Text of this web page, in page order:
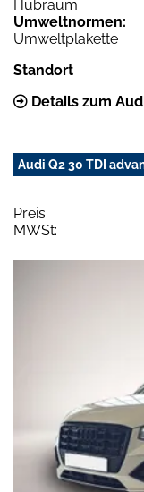
Hubraum
Umweltnormen:
Umweltplakette
Standort
Details zum
Audi Q2 30 TDI
Preis:
MWSt: